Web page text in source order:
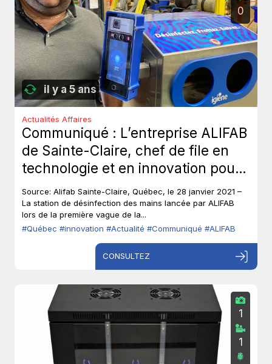
il y a 5 ans
0
Actualités Affaires
Communiqué : L’entreprise ALIFAB
de Sainte-Claire, chef de file en
technologie et en innovation pour
protéger les travailleurs de la
COVID-19.
Source: Alifab Sainte-Claire, Québec, le 28 janvier 2021 –
La station de désinfection des mains lancée par ALIFAB
lors de la première vague de la...
#Québec #innovation #Actualité #Communiqué #ALIFAB
CONSULTEZ
1
1